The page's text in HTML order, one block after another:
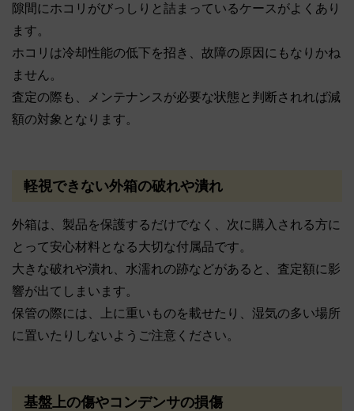
隙間にホコリがびっしりと詰まっているケースがよくあり
ます。
ホコリは冷却性能の低下を招き、故障の原因にもなりかね
ません。
査定の際も、メンテナンスが必要な状態と判断されれば減
額の対象となります。
軽視できない外箱の破れや潰れ
外箱は、製品を保護するだけでなく、次に購入される方に
とって安心材料となる大切な付属品です。
大きな破れや潰れ、水濡れの跡などがあると、査定額に影
響が出てしまいます。
保管の際には、上に重いものを載せたり、湿気の多い場所
に置いたりしないようご注意ください。
基盤上の傷やコンデンサの損傷